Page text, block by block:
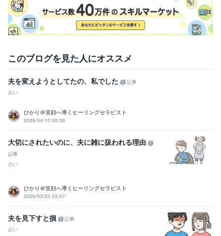
このブログを見た人にオススメ
夫を変えようとしてたの、私でした
記事
占い
ひかり＠笑顔へ導くヒーリングセラピスト
2026/04/10 00:38
大切にされたいのに、夫に雑に扱われる理由
記事
占い
ひかり＠笑顔へ導くヒーリングセラピスト
2026/03/20 03:07
夫を見下すと損
記事
占い